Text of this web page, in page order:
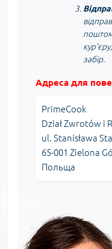
забір.
Адреса для
PrimeCook
Dział Zwrotów i
ul. Stanisława
65-001 Zielona
Польща